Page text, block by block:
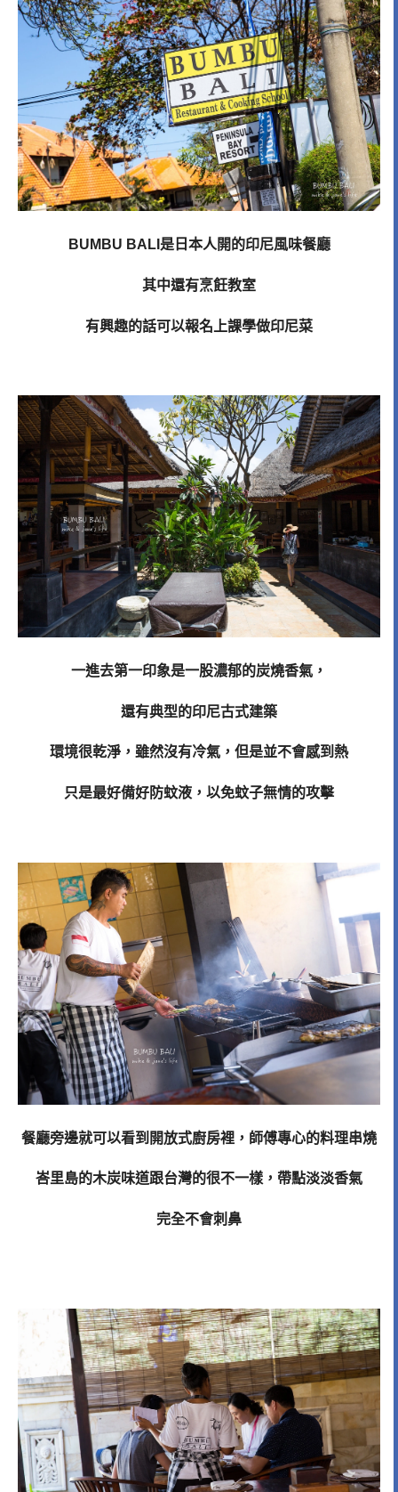
BUMBU BALI是日本人開的印尼風味餐廳
其中還有烹飪教室
有興趣的話可以報名上課學做印尼菜
一進去第一印象是一股濃郁的炭燒香氣，
還有典型的印尼古式建築
環境很乾淨，雖然沒有冷氣，但是並不會感到熱
只是最好備好防蚊液，以免蚊子無情的攻擊
餐廳旁邊就可以看到開放式廚房裡，師傅專心的料理串燒
峇里島的木炭味道跟台灣的很不一樣，帶點淡淡香氣
完全不會刺鼻